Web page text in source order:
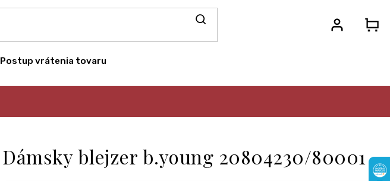
Postup vrátenia tovaru
Dámsky blejzer b.young 20804230/80001